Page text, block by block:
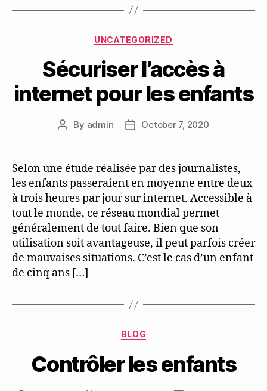
Categories
UNCATEGORIZED
Sécuriser l’accès à
internet pour les enfants
Post
By admin
PostOctober 7, 2020
Selon une étude réalisée par des journalistes,
les enfants passeraient en moyenne entre deux
à trois heures par jour sur internet. Accessible à
tout le monde, ce réseau mondial permet
généralement de tout faire. Bien que son
utilisation soit avantageuse, il peut parfois créer
de mauvaises situations. C’est le cas d’un enfant
de cinq ans […]
Categories
BLOG
Contrôler les enfants